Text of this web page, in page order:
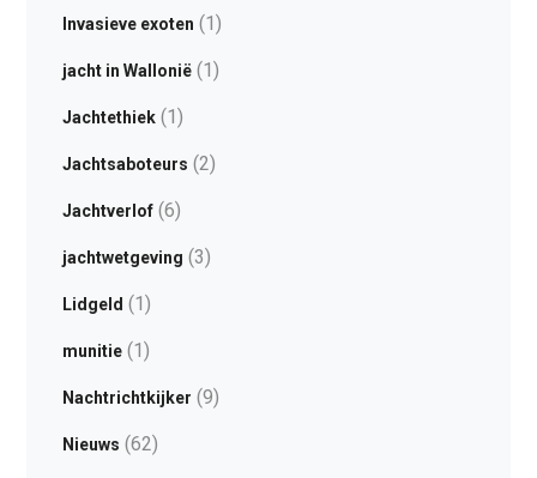
Invasieve exoten (1)
jacht in Wallonië(1)
Jachtethiek(1)
Jachtsaboteurs (2)
Jachtverlof(6)
jachtwetgeving (3)
Lidgeld (1)
munitie(1)
Nachtrichtkijker (9)
Nieuws (62)